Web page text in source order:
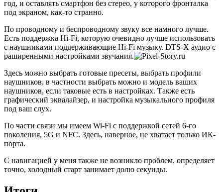
год, и оставлять смартфон без стерео, у которого фронталка
под экраном, как-то странно.
По проводному и беспроводному звуку все намного лучше.
Есть поддержка Hi-Fi, которую очевидно лучше использовать
с наушниками поддерживающие Hi-Fi музыку. DTS-X аудио с
раширенными настройками звучания.
Здесь можно выбрать готовые пресеты, выбрать профили
наушников, в частности выбрать можно и модель ваших
наушников, если таковые есть в настройках. Также есть
графический эквалайзер, и настройка музыкального профиля
под ваш слух.
По части связи мы имеем Wi-Fi с поддержкой сетей 6-го
поколения, 5G и NFC. Здесь, наверное, не хватает только ИК-
порта.
С навигацией у меня также не возникло проблем, определяет
точно, холодный старт занимает долю секунды.